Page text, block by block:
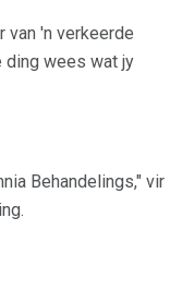
van 'n verkeerde
ding wees wat jy
Behandelings," vir